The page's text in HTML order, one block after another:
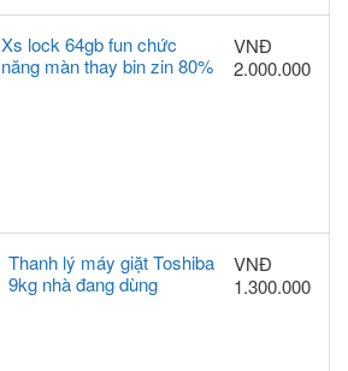
Xs lock 64gb fun chức
năng màn thay bin zin 80%
VNĐ
2.000.000
Thanh lý máy giặt Toshiba
9kg nhà đang dùng
VNĐ
1.300.000